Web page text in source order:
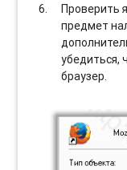
Проверить
предмет
убедиться,
браузер.